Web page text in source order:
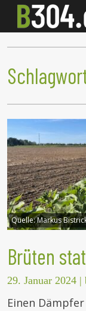
Quelle:Markus
Brüten
29. Januar 2024 |
Einen